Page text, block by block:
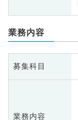
業務内容
募集科目
業務内容